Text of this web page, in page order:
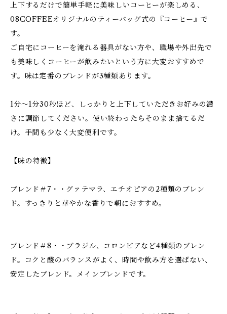
上下するだけで簡単手軽に美味しいコーヒーが楽しめる、
08COFFEEオリジナルのティーバッグ式の『コーヒー』で
す。
ご自宅にコーヒーを淹れる器具がない方や、職場や外出先で
も美味しくコーヒーが飲みたいという方に大変おすすめで
す。味は定番のブレンドが3種類あります。
1分～1分30秒ほど、しっかりと上下していただきお好みの濃
さに調節してください。使い終わったらそのまま捨てるだ
け。手間も少なく大変便利です。
【味の特徴】
ブレンド＃7・・グァテマラ、エチオピアの2種類のブレン
ド。すっきりと華やかな香りで朝におすすめ。
ブレンド＃8・・ブラジル、コロンビアなど4種類のブレン
ド。コクと酸のバランスがよく、時間や飲み方を選ばない、
安定したブレンド。メインブレンドです。